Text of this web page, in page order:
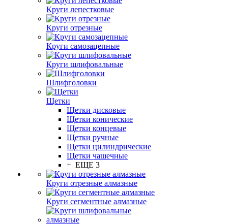
Круги лепестковые
Круги отрезные
Круги самозацепные
Круги шлифовальные
Шлифголовки
Щетки
Щетки дисковые
Щетки конические
Щетки концевые
Щетки ручные
Щетки цилиндрические
Щетки чашечные
+ ЕЩЕ 3
Круги отрезные алмазные
Круги сегментные алмазные